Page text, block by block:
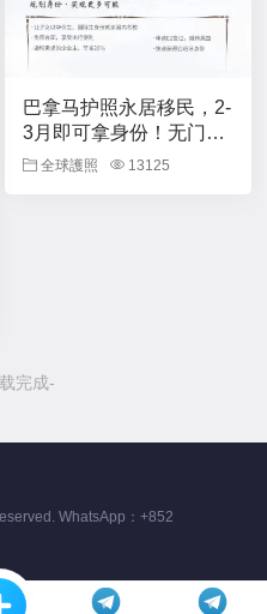
巴拿马护照永居移民，2-
3月即可拿身份！无门
槛！全球護照 13125
完成-
WhatsApp：+852